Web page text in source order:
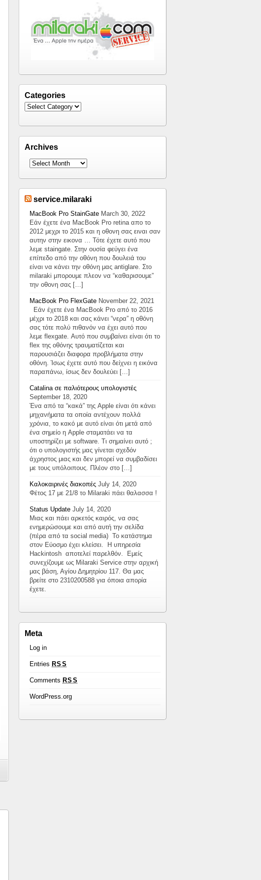
Categories
Archives
service.milaraki
MacBook Pro StainGate March 30, 2022
Εάν έχετε ένα MacBook Pro retina απο το
2012 μεχρι το 2015 και η οθονη σας ειναι σαν
αυτην στην εικονα … Τότε έχετε αυτό που
λεμε staingate. Στην ουσία φεύγει ένα
επίπεδο από την οθόνη που δουλειά του
είναι να κάνει την οθόνη μας antiglare. Στο
milaraki μπορουμε πλεον να “καθαρισουμε”
την οθονη σας […]
MacBook Pro FlexGate November 22, 2021
Εάν έχετε ένα MacBook Pro από το 2016
μέχρι το 2018 και σας κάνει “νερα” η οθόνη
σας τότε πολύ πιθανόν να έχει αυτό που
λεμε flexgate. Αυτό που συμβαίνει είναι ότι το
flex της οθόνης τραυματίζεται και
παρουσιάζει διαφορα προβλήματα στην
οθόνη. Ίσως έχετε αυτό που δείχνει η εικόνα
παραπάνω, ίσως δεν δουλεύει […]
Catalina σε παλιότερους υπολογιστές
September 18, 2020
Ένα από τα “κακά” της Apple είναι ότι κάνει
μηχανήματα τα οποία αντέχουν πολλά
χρόνια, το κακό με αυτό είναι ότι μετά από
ένα σημείο η Apple σταματάει να τα
υποστηρίζει με software. Τι σημαίνει αυτό ;
ότι ο υπολογιστής μας γίνεται σχεδόν
άχρηστος μιας και δεν μπορεί να συμβαδίσει
με τους υπόλοιπους. Πλέον στο […]
Καλοκαιρινές διακοπές July 14, 2020
Φέτος 17 με 21/8 το Milaraki πάει θαλασσα !
Status Update July 14, 2020
Μιας και πάει αρκετός καιρός, να σας
ενημερώσουμε και από αυτή την σελίδα
(πέρα από τα social media) Το κατάστημα
στον Εύοσμο έχει κλείσει. Η υπηρεσία
Hackintosh αποτελεί παρελθόν. Εμείς
συνεχίζουμε ως Milaraki Service στην αρχική
μας βάση, Αγίου Δημητρίου 117. Θα μας
βρείτε στο 2310200588 για όποια απορία
έχετε.
Meta
Log in
Entries RSS
Comments RSS
WordPress.org